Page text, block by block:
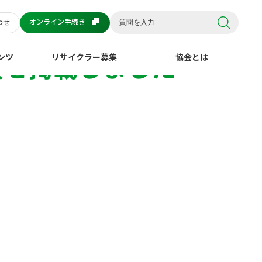
せ オンライン手続き
ツ リサイクラー募集 協会とは
掲載しました